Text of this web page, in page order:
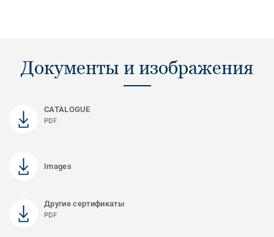
Документы и изображения
CATALOGUE
PDF
Images
Другие сертификаты
PDF